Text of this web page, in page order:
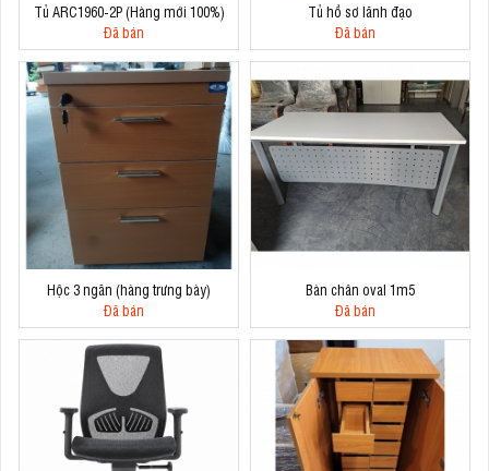
Tủ ARC1960-2P (Hàng mới 100%)
Đã bán
Tủ hồ sơ lãnh đạo
Đã bán
Hộc 3 ngăn (hàng trưng bày)
Đã bán
Bàn chân oval 1m5
Đã bán